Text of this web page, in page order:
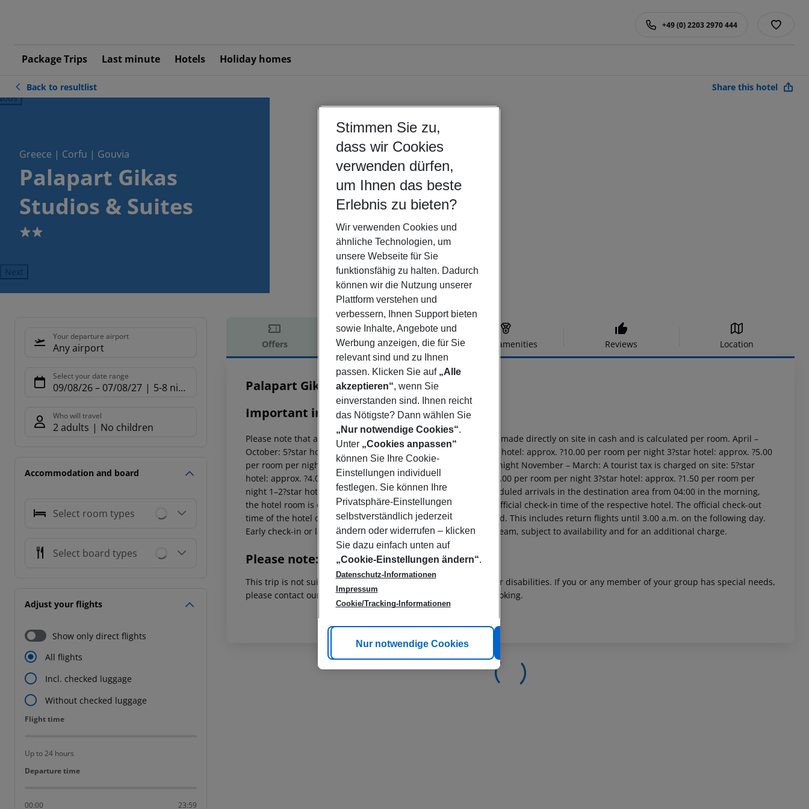
Package Trips Last minute Hotels Holiday homes
+49 (0) 2203 2970 444
Back to resultlist Share this hotel
Greece | Corfu | Gouvia
Palapart Gikas
Studios & Suites
2
Next
Your departure airport
Any airport
Select your date range
09/08/26– 07/08/27 5-8 nights
Who will travel
2 adults No children
Accommodation and board
Select room types
Select board types
Adjust your flights
Show only direct flights
All flights
Incl. checked luggage
Without checked luggage
Flight time
Flight time
Up to 24 hours
Departure time
Departure time
00:00 23:59
Offers Offer description Hotel amenities Reviews Location
Offer description
Palapart Gikas Studios & Suites
2
Important info
Please note that a climate tax is charged in Greece. Payment is made directly on site in cash and is calculated per room. April –
October: 5?star hotel: approx. ?15.00 per room per night 4?star hotel: approx. ?10.00 per room per night 3?star hotel: approx. ?5.00
per room per night
1–2?star hotel: approx. ?2.00 per room per night November – March: A tourist tax is charged on site: 5?star
hotel: approx. ?4.00 per room per night4?star hotel: approx. ?3.00 per room per night 3?star hotel: approx. ?1.50 per room per
night 1–2?star hotel: approx. ?0.50 per room per night
For scheduled arrivals in the destination area from 04:00 in the morning,
the hotel room is only available on the day of arrival from the official check-in time of the respective hotel. The official check-out
time of the hotel on the day of departure must also be observed. This includes return flights until 3.00 a.m. on the following day.
Early check-in or late check-out can be booked via our service team, subject to availability and for an additional charge.
Please note:
This trip is not suitable for passengers with reduced mobility or disabilities. If you or any member of your group has special needs,
please contact our customer service before confirming your booking.
Stimmen Sie zu,
dass wir Cookies
verwenden dürfen,
um Ihnen das beste
Erlebnis zu bieten?
Wir verwenden Cookies und
ähnliche Technologien, um
unsere Webseite für Sie
funktionsfähig zu halten. Dadurch
können wir die Nutzung unserer
Plattform verstehen und
verbessern, Ihnen Support bieten
sowie Inhalte, Angebote und
Werbung anzeigen, die für Sie
relevant sind und zu Ihnen
passen. Klicken Sie auf „Alle
akzeptieren“, wenn Sie
einverstanden sind. Ihnen reicht
das Nötigste? Dann wählen Sie
„Nur notwendige Cookies“.
Unter „Cookies anpassen“
können Sie Ihre Cookie-
Einstellungen individuell
festlegen. Sie können Ihre
Privatsphäre-Einstellungen
selbstverständlich jederzeit
ändern oder widerrufen – klicken
Sie dazu einfach unten auf
„Cookie-Einstellungen ändern“.
Datenschutz-Informationen
Impressum
Cookie/Tracking-Informationen
Cookie anpassen
Nur notwendige Cookies